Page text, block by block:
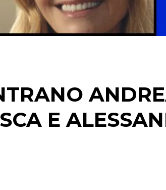
DIGITALE
RADIO / AUDIO
TV
E